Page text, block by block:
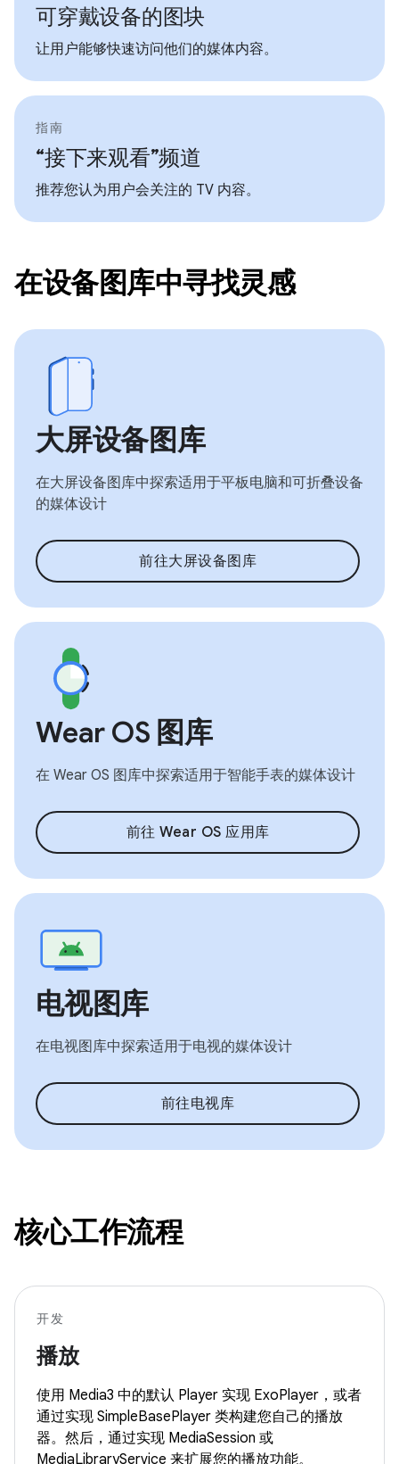
可穿戴设备的图块
让用户能够快速访问他们的媒体内容。
指南
“接下来观看”频道
推荐您认为用户会关注的 TV 内容。
在设备图库中寻找灵感
大屏设备图库
在大屏设备图库中探索适用于平板电脑和可折叠设备
的媒体设计
前往大屏设备图库
Wear OS 图库
在 Wear OS 图库中探索适用于智能手表的媒体设计
前往 Wear OS 应用库
电视图库
在电视图库中探索适用于电视的媒体设计
前往电视库
核心工作流程
开发
播放
使用 Media3 中的默认 Player 实现 ExoPlayer，或者
通过实现 SimpleBasePlayer 类构建您自己的播放
器。然后，通过实现 MediaSession 或
MediaLibraryService 来扩展您的播放功能。